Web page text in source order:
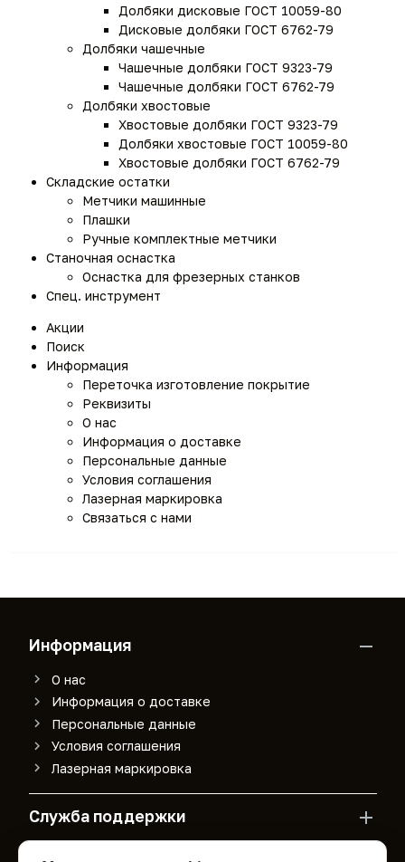
Долбяки дисковые ГОСТ 10059-80
Дисковые долбяки ГОСТ 6762-79
Долбяки чашечные
Чашечные долбяки ГОСТ 9323-79
Чашечные долбяки ГОСТ 6762-79
Долбяки хвостовые
Хвостовые долбяки ГОСТ 9323-79
Долбяки хвостовые ГОСТ 10059-80
Хвостовые долбяки ГОСТ 6762-79
Складские остатки
Метчики машинные
Плашки
Ручные комплектные метчики
Станочная оснастка
Оснастка для фрезерных станков
Спец. инструмент
Акции
Поиск
Информация
Переточка изготовление покрытие
Реквизиты
О нас
Информация о доставке
Персональные данные
Условия соглашения
Лазерная маркировка
Связаться с нами
Информация
О нас
Информация о доставке
Персональные данные
Условия соглашения
Лазерная маркировка
Служба поддержки